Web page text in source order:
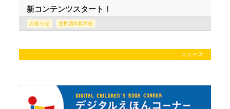
新コンテンツスタート！
お知らせ 巡回展&展示会
ニュース